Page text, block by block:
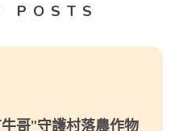
POSTS
哥”守護村落農作物